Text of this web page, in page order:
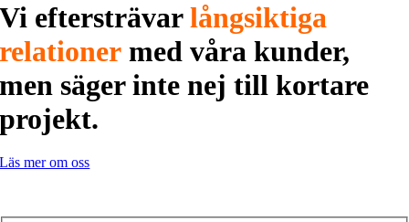
Vi eftersträvarlångsiktiga
relationer med våra kunder,
men säger inte nej till kortare
projekt.
Läs mer om oss